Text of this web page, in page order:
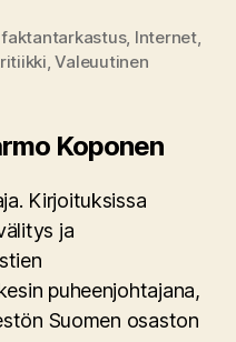
faktantarkastus, Internet,
,Valeuutinen
Koponen
Kirjoituksissa
ja
puheenjohtajana,
Suomen osaston